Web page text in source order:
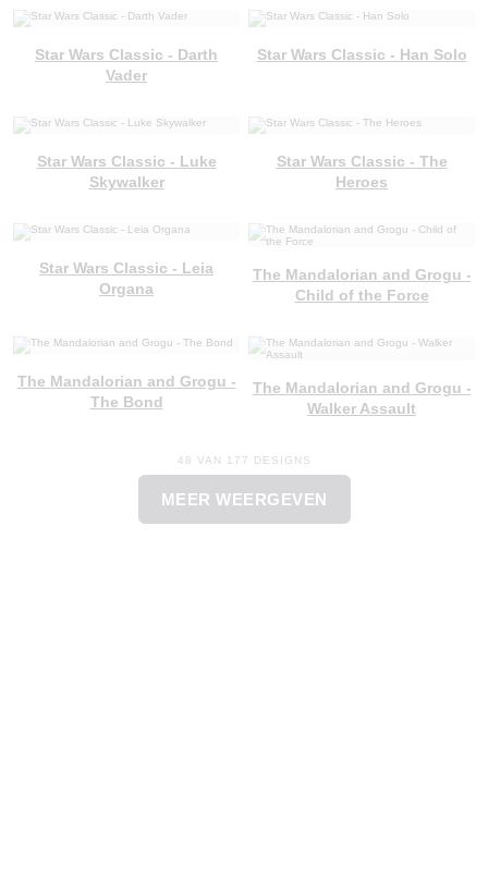
Star Wars Classic - Darth
Vader
Star Wars Classic - Han Solo
Star Wars Classic - Luke
Skywalker
Star Wars Classic - The
Heroes
Star Wars Classic - Leia
Organa
The Mandalorian and Grogu -
Child of the Force
The Mandalorian and Grogu -
The Bond
The Mandalorian and Grogu -
Walker Assault
48 VAN 177 DESIGNS
MEER WEERGEVEN